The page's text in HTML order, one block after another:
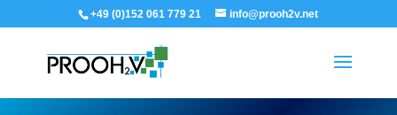
+49 (0)152 061 779 21 info@prooh2v.net